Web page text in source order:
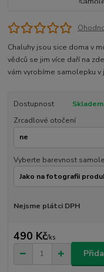
Chaluhy jsou sice doma v
vědců se jim více daří na
vám vyrobíme samolepku
Dostupnost
Skladem
Zrcadlové otočení
Vyberte barevnost
Nejsme plátci DPH
490 Kč/ks